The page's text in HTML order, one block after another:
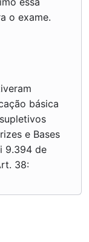
o exame.
básica
e Bases
9.394 de
38: